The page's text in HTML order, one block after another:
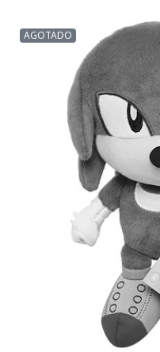
AGOTADO